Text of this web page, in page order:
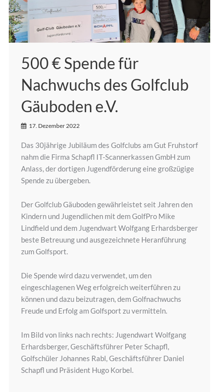
500 € Spende für
Nachwuchs des Golfclub
Gäuboden e.V.
17. Dezember 2022
Das 30jährige Jubiläum des Golfclubs am Gut Fruhstorf
nahm die Firma Schapfl IT-Scannerkassen GmbH zum
Anlass, der dortigen Jugendförderung eine großzügige
Spende zu übergeben.
Der Golfclub Gäuboden gewährleistet seit Jahren den
Kindern und Jugendlichen mit dem GolfPro Mike
Lindfield und dem Jugendwart Wolfgang Erhardsberger
beste Betreuung und ausgezeichnete Heranführung
zum Golfsport.
Die Spende wird dazu verwendet, um den
eingeschlagenen Weg erfolgreich weiterführen zu
können und dazu beizutragen, dem Golfnachwuchs
Freude und Erfolg am Golfsport zu vermitteln.
Im Bild von links nach rechts: Jugendwart Wolfgang
Erhardsberger, Geschäftsführer Peter Schapfl,
Golfschüler Johannes Rabl, Geschäftsführer Daniel
Schapfl und Präsident Hugo Korbel.